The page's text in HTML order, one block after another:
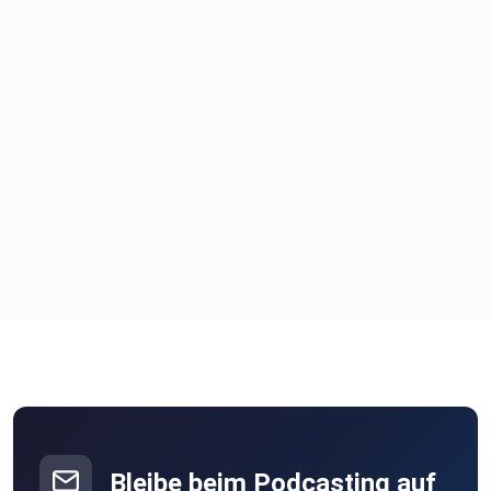
Bleibe beim Podcasting auf